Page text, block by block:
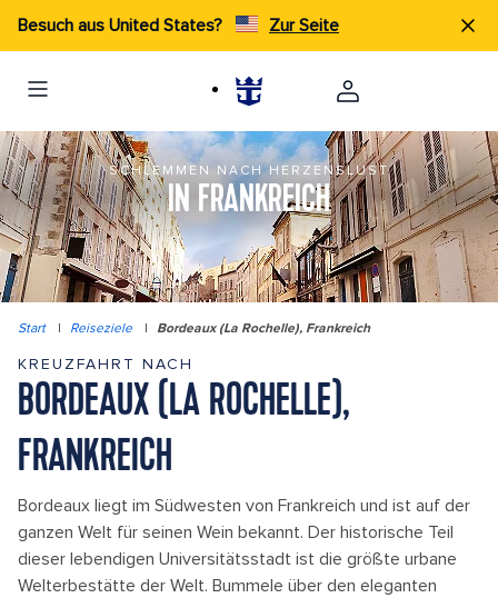
Besuch aus United States? Zur Seite
SCHLEMMEN NACH HERZENSLUST
IN FRANKREICH
Start | Reiseziele | Bordeaux (La Rochelle), Frankreich
KREUZFAHRT NACH
BORDEAUX (LA ROCHELLE),
FRANKREICH
Bordeaux liegt im Südwesten von Frankreich und ist auf der
ganzen Welt für seinen Wein bekannt. Der historische Teil
dieser lebendigen Universitätsstadt ist die größte urbane
Welterbestätte der Welt. Bummele über den eleganten